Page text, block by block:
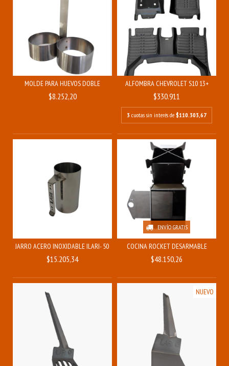
MOLDE PARA HUEVOS DOBLE
$8.252,20
ALFOMBRA CHEVROLET S10 13+
$330.911
3 cuotas sin interés de $110.303,67
JARRO ACERO INOXIDABLE ILARI- 500ML
$15.205,34
ENVÍO GRATIS
COCINA ROCKET DESARMABLE
$48.150,26
NUEVO